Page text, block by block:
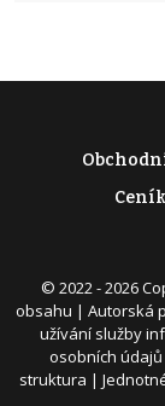
Ceník
© 2022 - 2026
obsahu | Autorská
užívání služby
osobních údajů
struktura |